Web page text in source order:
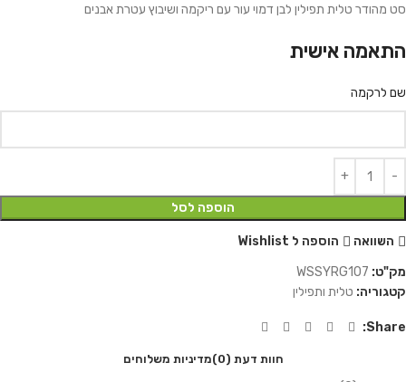
סט מהודר טלית תפילין לבן דמוי עור עם ריקמה ושיבוץ עטרת אבנים
התאמה אישית
שם לרקמה
הוספה לסל
השוואה
הוספה ל Wishlist
מק"ט: WSSYRG107
קטגוריה: טלית ותפילין
Share:
חוות דעת (0) מדיניות משלוחים